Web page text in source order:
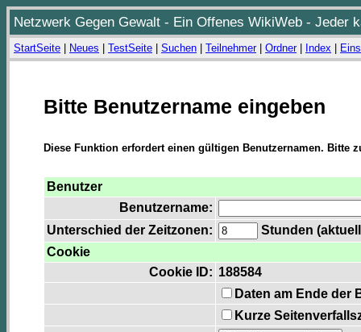
Netzwerk Gegen Gewalt - Ein Offenes WikiWeb - Jeder
StartSeite Neues TestSeite Suchen Teilnehmer| Ordner| Index
Bitte Benutzername eingeben
Diese Funktion erfordert einen gültigen Benutzernamen. Bitte
Benutzer
Benutzername:
Unterschied der Zeitzonen:
Stunden
Cookie
Cookie ID: 188584
Daten am Ende der
Kurze